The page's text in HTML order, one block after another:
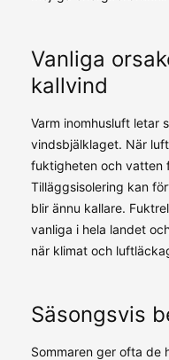
Vanliga
kallvind
Varm inomhusluft letar
vindsbjälklaget. När
fuktigheten och vatten
Tilläggsisolering kan
blir ännu kallare.
vanliga i hela landet
när klimat och
Säsongsvis
Sommaren ger ofta de